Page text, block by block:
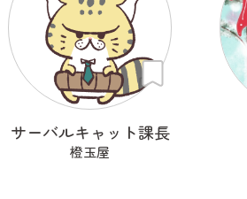
サーバルキャット課長
橙玉屋